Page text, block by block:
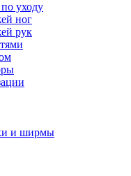
уходу
ног
рук
и ширмы